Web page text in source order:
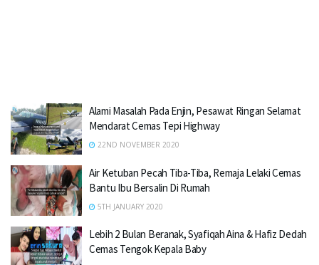
Alami Masalah Pada Enjin, Pesawat Ringan Selamat
Mendarat Cemas Tepi Highway
22ND NOVEMBER 2020
Air Ketuban Pecah Tiba-Tiba, Remaja Lelaki Cemas
Bantu Ibu Bersalin Di Rumah
5TH JANUARY 2020
Lebih 2 Bulan Beranak, Syafiqah Aina & Hafiz Dedah
Cemas Tengok Kepala Baby